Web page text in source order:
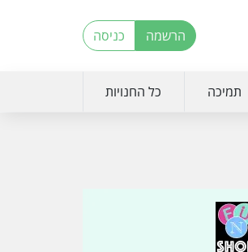
הרשמה כניסה
תמיכה כל החנויות